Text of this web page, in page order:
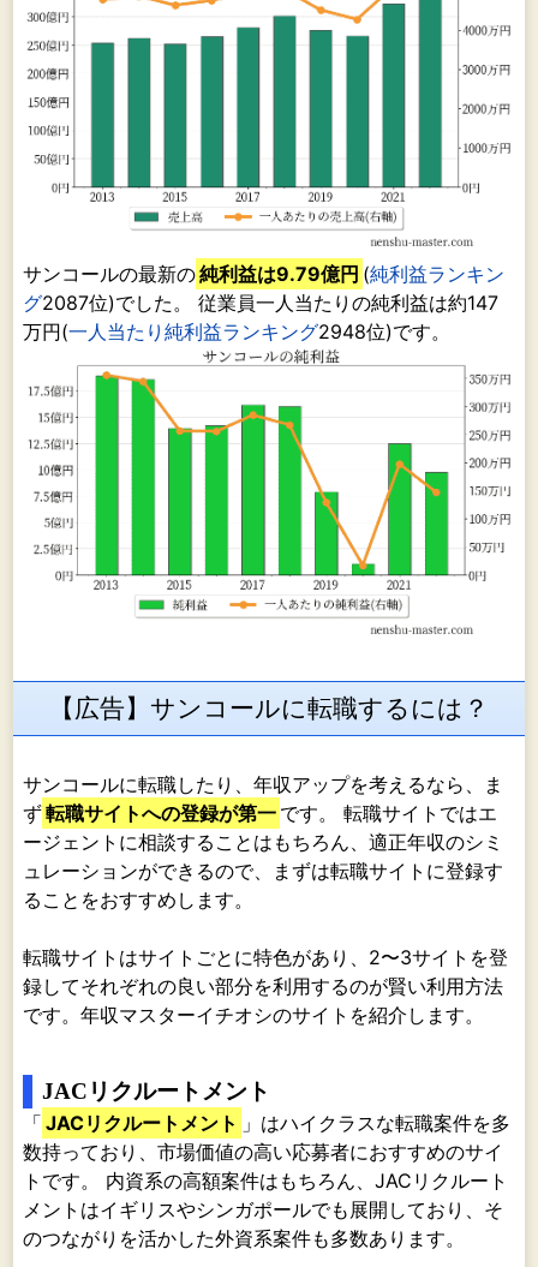
サンコールの最新の純利益は9.79億円 (純利益ランキン
グ2087位)でした。 従業員一人当たりの純利益は約147
万円(一人当たり純利益ランキング2948位)です。
【広告】サンコールに転職するには？
サンコールに転職したり、年収アップを考えるなら、ま
ず転職サイトへの登録が第一 です。 転職サイトではエ
ージェントに相談することはもちろん、適正年収のシミ
ュレーションができるので、まずは転職サイトに登録す
ることをおすすめします。
転職サイトはサイトごとに特色があり、2〜3サイトを登
録してそれぞれの良い部分を利用するのが賢い利用方法
です。年収マスターイチオシのサイトを紹介します。
JACリクルートメント
「 JACリクルートメント 」はハイクラスな転職案件を多
数持っており、市場価値の高い応募者におすすめのサイ
トです。 内資系の高額案件はもちろん、JACリクルート
メントはイギリスやシンガポールでも展開しており、そ
のつながりを活かした外資系案件も多数あります。